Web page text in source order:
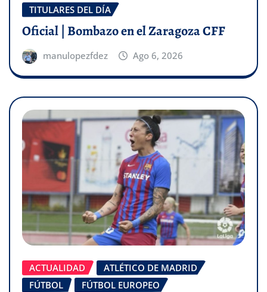
TITULARES DEL DÍA
Oficial | Bombazo en el Zaragoza CFF
manulopezfdez Ago 6, 2026
ACTUALIDAD
ATLÉTICO DE MADRID
FÚTBOL
FÚTBOL EUROPEO